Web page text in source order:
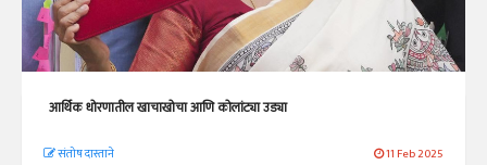
आर्थिक धोरणातील खाचाखोचा आणि कोलांट्या उड्या
संतोष दास्ताने 11 Feb 2025